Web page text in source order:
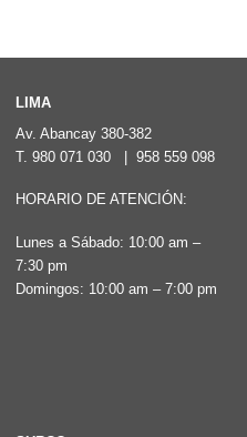
se
pueden
la
LIMA
Av. Abancay 380-382
T. 980 071 030 958 559 098
HORARIO DE ATENCIÓN:
Lunes a Sábado: 10:00 am –
7:30 pm
Domingos: 10:00 am – 7:00 pm